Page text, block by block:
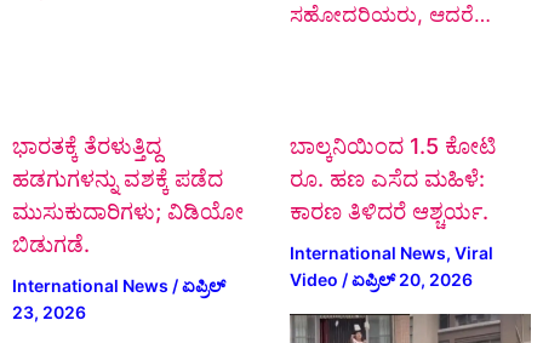
ಸಹೋದರಿಯರು, ಆದರೆ…
ಭಾರತಕ್ಕೆ ತೆರಳುತ್ತಿದ್ದ
ಹಡಗುಗಳನ್ನು ವಶಕ್ಕೆ ಪಡೆದ
ಮುಸುಕುದಾರಿಗಳು; ವಿಡಿಯೋ
ಬಿಡುಗಡೆ.
International News /ಏಪ್ರಿಲ್
23, 2026
ಬಾಲ್ಕನಿಯಿಂದ 1.5 ಕೋಟಿ
ರೂ. ಹಣ ಎಸೆದ ಮಹಿಳೆ:
ಕಾರಣ ತಿಳಿದರೆ ಆಶ್ಚರ್ಯ.
International News, Viral
Video /ಏಪ್ರಿಲ್ 20, 2026